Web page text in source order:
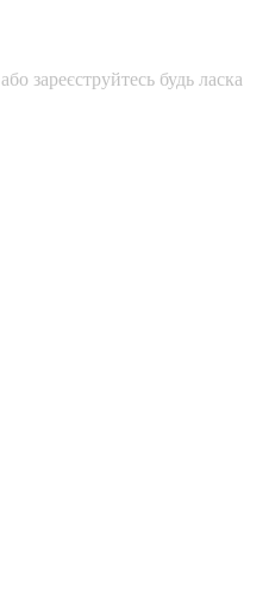
або зареєструйтесь будь ласка